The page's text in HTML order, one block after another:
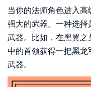
当你的法师角色进入
强大的武器。一种选
武器。比如，在黑翼
中的首领获得一把黑
武器。